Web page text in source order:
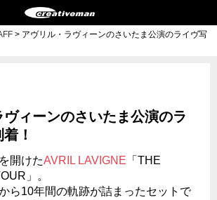
> アヴリル・ラヴィーンのさいたま公演のライヴ写
ィーンのさいたま公演のラ
！
開けたAVRIL LAVIGNE 「THE
」。
ら10年間の軌跡が詰まったセットで